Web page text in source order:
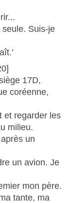
Suis-je
17D,
coréenne,
et regarder les
milieu.
un
un avion. Je
mon père.
tante, ma